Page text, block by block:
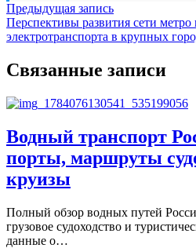
Навигация
по
Предыдущая запись
Перспективы развития сети метро
электротранспорта в крупных
Связанные записи
Водный транспорт
порты, маршруты
круизы
Полный обзор водных путей
грузовое судоходство и
данные о…